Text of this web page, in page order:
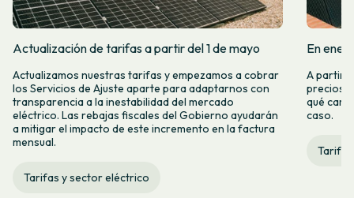
Actualización de tarifas a partir del 1 de mayo
Actualizamos nuestras tarifas y empezamos a cobrar
los Servicios de Ajuste aparte para adaptarnos con
transparencia a la inestabilidad del mercado
eléctrico. Las rebajas fiscales del Gobierno ayudarán
a mitigar el impacto de este incremento en la factura
mensual.
Tarifas y sector eléctrico
En
A partir
precios
qué
caso.